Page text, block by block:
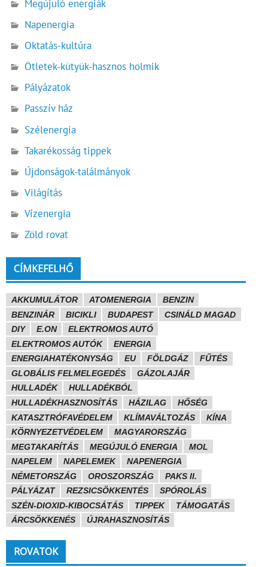
Megújuló energiák
Napenergia
Oktatás-kultúra
Ötletek-kütyük-hasznos holmik
Pályázatok
Passzív ház
Szélenergia
Takarékosság tippek
Újdonságok-találmányok
Világítás
Vízenergia
Zöld rovat
CÍMKEFELHŐ
AKKUMULÁTOR ATOMENERGIA
BENZIN
BENZINÁR
BICIKLI BUDAPEST
CSINÁLD MAGAD
DIY
E.ON
ELEKTROMOS AUTÓ
ELEKTROMOS AUTÓK
ENERGIA
ENERGIAHATÉKONYSÁG
EU FÖLDGÁZ
FŰTÉS
GLOBÁLIS FELMELEGEDÉS
GÁZOLAJÁR
HULLADÉK
HULLADÉKBÓL
HULLADÉKHASZNOSÍTÁS
HÁZILAG
HŐSÉG
KATASZTRÓFAVÉDELEM
KLÍMAVÁLTOZÁS
KÍNA
KÖRNYEZETVÉDELEM
MAGYARORSZÁG
MEGTAKARÍTÁS
MEGÚJULÓ ENERGIA
MOL
NAPELEM
NAPELEMEK
NAPENERGIA
NÉMETORSZÁG
OROSZORSZÁG
PAKS II.
PÁLYÁZAT
REZSICSÖKKENTÉS
SPÓROLÁS
SZÉN-DIOXID-KIBOCSÁTÁS
TIPPEK
TÁMOGATÁS
ÁRCSÖKKENÉS
ÚJRAHASZNOSÍTÁS
ROVATOK